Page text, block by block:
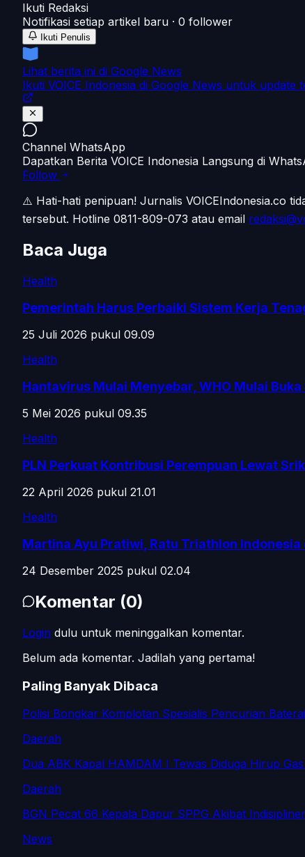
Ikuti Redaksi
Notifikasi setiap artikel baru · 0 follower
Ikuti Penulis
Lihat berita ini di Google News
Ikuti VOICE Indonesia di Google News untuk update
Channel WhatsApp
Dapatkan Berita VOICE Indonesia Langsung di
Follow
⚠️ Hati-hati penipuan! Jurnalis VOICEIndonesia.co
tersebut. Hotline 0811-809-073 atau email
Baca Juga
Health
Pemerintah Harus Perbaiki Sistem Kerja
25 Juli 2026 pukul 09.09
Health
Hantavirus Mulai Menyebar, WHO Mulai
5 Mei 2026 pukul 09.35
Health
PLN Perkuat Kontribusi Perempuan Lewat
22 April 2026 pukul 21.01
Health
Martina Ayu Pratiwi, Ratu Triathlon Indonesia
24 Desember 2025 pukul 02.04
Komentar (0)
Login dulu untuk meninggalkan komentar.
Belum ada komentar. Jadilah yang pertama!
Paling Banyak Dibaca
Polisi Bongkar Komplotan Spesialis Pencurian
Daerah
Dua ABK Kapal HAMDAM I Tewas Diduga Hirup
Daerah
BGN Pecat 66 Kepala Dapur SPPG Akibat
News